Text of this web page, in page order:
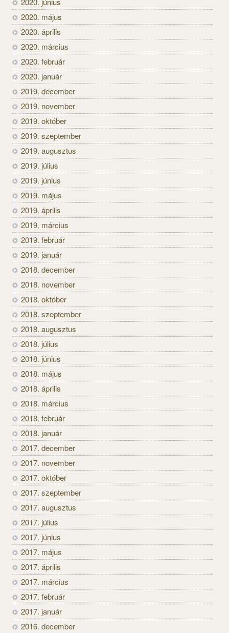
2020. május
2020. április
2020. március
2020. február
2020. január
2019. december
2019. november
2019. október
2019. szeptember
2019. augusztus
2019. július
2019. június
2019. május
2019. április
2019. március
2019. február
2019. január
2018. december
2018. november
2018. október
2018. szeptember
2018. augusztus
2018. július
2018. június
2018. május
2018. április
2018. március
2018. február
2018. január
2017. december
2017. november
2017. október
2017. szeptember
2017. augusztus
2017. július
2017. június
2017. május
2017. április
2017. március
2017. február
2017. január
2016. december